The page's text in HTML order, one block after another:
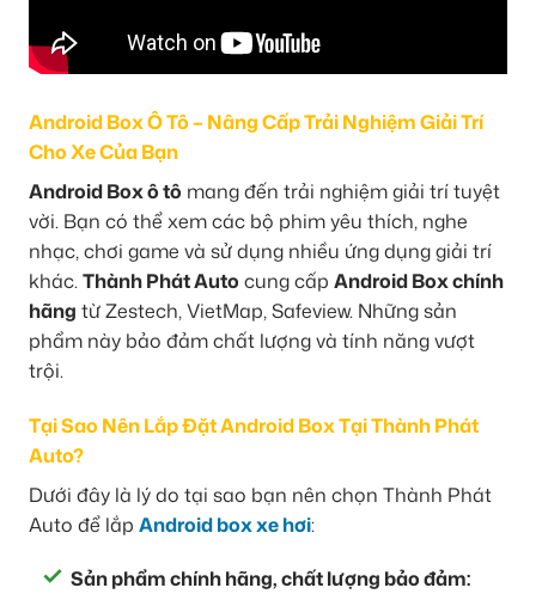
Android Box Ô Tô – Nâng Cấp Trải Nghiệm Giải Trí
Cho Xe Của Bạn
Android Box ô tô mang đến trải nghiệm giải trí tuyệt
vời. Bạn có thể xem các bộ phim yêu thích, nghe
nhạc, chơi game và sử dụng nhiều ứng dụng giải trí
khác.Thành Phát Auto cung cấp Android Box chính
hãng từ Zestech, VietMap, Safeview. Những sản
phẩm này bảo đảm chất lượng và tính năng vượt
trội.
Tại Sao Nên Lắp Đặt Android Box Tại Thành Phát
Auto?
Dưới đây là lý do tại sao bạn nên chọn Thành Phát
Auto để lắp Android box xe hơi:
Sản phẩm chính hãng, chất lượng bảo đảm: